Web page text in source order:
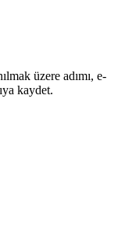
üzere adımı, e-
kaydet.